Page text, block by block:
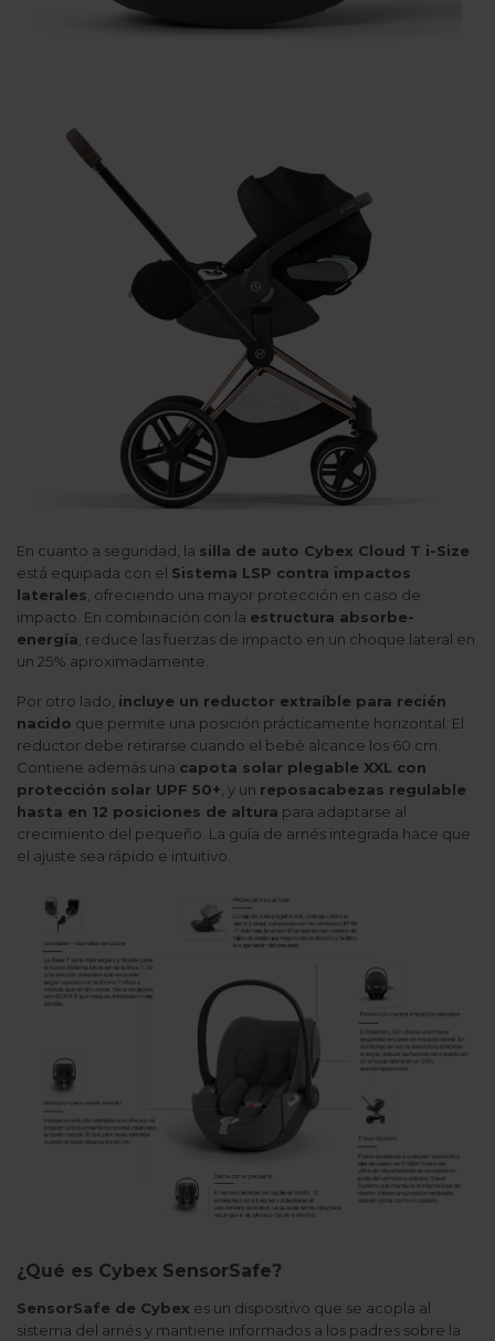
En cuanto a seguridad, la silla de auto Cybex Cloud T i-Size
está equipada con el Sistema LSP contra impactos
laterales , ofreciendo una mayor protección en caso de
impacto. En combinación con la estructura absorbe-
energía , reduce las fuerzas de impacto en un choque lateral en
un 25% aproximadamente.
Por otro lado, incluye un reductor extraíble para recién
nacido que permite una posición prácticamente horizontal. El
reductor debe retirarse cuando el bebé alcance los 60 cm.
Contiene además una capota solar plegable XXL con
protección solar UPF 50+ , y un reposacabezas regulable
hasta en 12 posiciones de altura para adaptarse al
crecimiento del pequeño. La guía de arnés integrada hace que
el ajuste sea rápido e intuitivo.
¿Qué es Cybex SensorSafe?
SensorSafe de Cybex es un dispositivo que se acopla al
sistema del arnés y mantiene informados a los padres sobre la